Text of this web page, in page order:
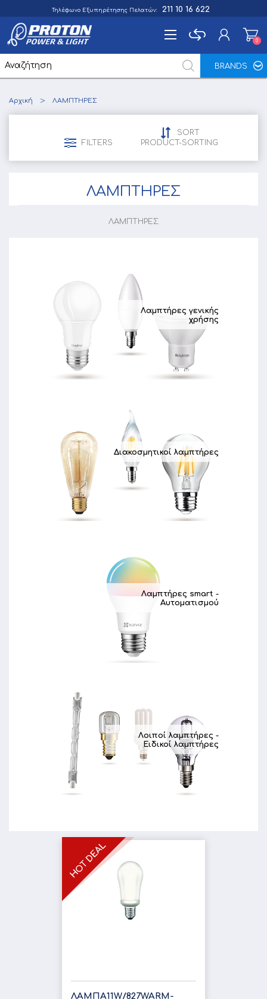
Τηλέφωνο Εξυπηρέτησης Πελατών: 211 10 16 622
BRANDS
Σύνδεση
00
Αρχική ΛΑΜΠΤΗΡΕΣ
FILTERS
SORT
PRODUCT-SORTING
ΛΑΜΠΤΗΡΕΣ
ΛΑΜΠΤΗΡΕΣ
Λαμπτήρες γενικής
χρήσης
Διακοσμητικοί λαμπτήρες
Λαμπτήρες smart -
Αυτοματισμού
Λοιποί λαμπτήρες -
Ειδικοί λαμπτήρες
ΛΑΜΠΑ11W/827WARM-